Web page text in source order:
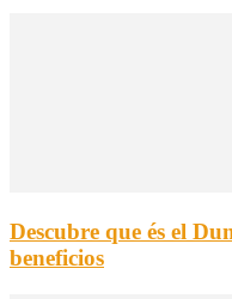
Descubre que és el
beneficios